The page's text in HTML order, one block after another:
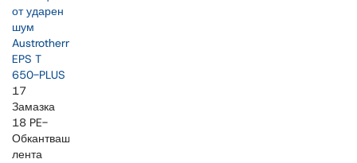
от ударен
шум
Austrotherm
EPS T
650-PLUS
17
Замазка
18 PE-
Обкантваща
лента